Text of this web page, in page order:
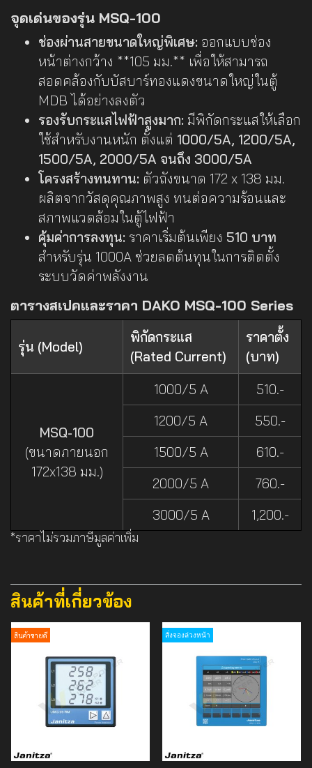
จุดเด่นของรุ่น MSQ-100
ช่องผ่านสายขนาดใหญ่พิเศษ: ออกแบบช่อง
หน้าต่างกว้าง **105 มม.** เพื่อให้สามารถ
สอดคล้องกับบัสบาร์ทองแดงขนาดใหญ่ในตู้
MDB ได้อย่างลงตัว
รองรับกระแสไฟฟ้าสูงมาก: มีพิกัดกระแสให้เลือก
ใช้สำหรับงานหนัก ตั้งแต่ 1000/5A, 1200/5A,
1500/5A, 2000/5A จนถึง 3000/5A
โครงสร้างทนทาน: ตัวถังขนาด 172 x 138 มม.
ผลิตจากวัสดุคุณภาพสูง ทนต่อความร้อนและ
สภาพแวดล้อมในตู้ไฟฟ้า
คุ้มค่าการลงทุน: ราคาเริ่มต้นเพียง 510 บาท
สำหรับรุ่น 1000A ช่วยลดต้นทุนในการติดตั้ง
ระบบวัดค่าพลังงาน
ตารางสเปคและราคา DAKO MSQ-100 Series
รุ่น (Model)
พิกัดกระแส
(Rated Current)
ราคาตั้ง
(บาท)
MSQ-100
(ขนาดภายนอก
172x138 มม.)
1000/5 A
510.-
1200/5 A
550.-
1500/5 A
610.-
2000/5 A
760.-
3000/5 A
1,200.-
*ราคาไม่รวมภาษีมูลค่าเพิ่ม
สินค้าที่เกี่ยวข้อง
สินค้าขายดี สั่งจองล่วงหน้า